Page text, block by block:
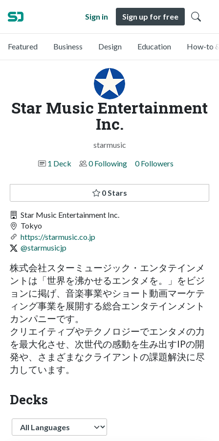
Sign in Sign up for free
Featured Business Design Education How-to
Star Music Entertainment
Inc.
starmusic
1 Deck
0 Following 0 Followers
0 Stars
Star Music Entertainment Inc.
Tokyo
https://starmusic.co.jp
@starmusicjp
株式会社スターミュージック・エンタテインメ
ントは「世界を沸かせるエンタメを。」をビジ
ョンに掲げ、音楽事業やショート動画マーケテ
ィング事業を展開する総合エンタテインメント
カンパニーです。
クリエイティブやテクノロジーでエンタメの力
を最大化させ、次世代の感動を生み出すIPの開
発や、さまざまなクライアントの課題解決に尽
力しています。
Decks
Language